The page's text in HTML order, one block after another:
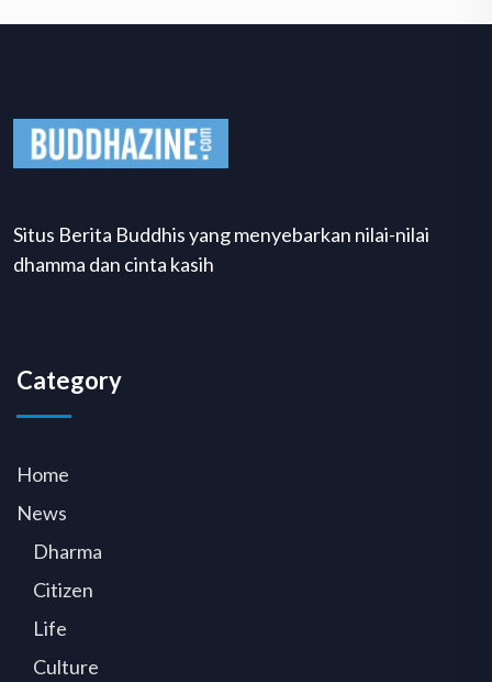
Situs Berita Buddhis yang menyebarkan nilai-nilai
dhamma dan cinta kasih
Category
Home
News
Dharma
Citizen
Life
Culture